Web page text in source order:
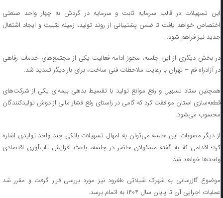
این تسهیلات در قالب سرمایه ثابت و سرمایه در گردش به چهار واحد صنعتی
اختصاص خواهد یافت تا ضمن پشتیبانی از روند تولید، زمینه تثبیت و ایجاد اشتغال
جدید نیز فراهم شود.
در بخش دیگری از این جلسه، مجوز ادامه فعالیت یکی از مجتمع‌های خدمات رفاهی
در آزادراه قم – تهران با رعایت ملاحظات فنی ساخت، برای بار دیگر تمدید شد.
همچنین ستاد تسهیل و رفع موانع تولید با تقسیط بدهی بیمه‌ای یکی از شرکت‌های
قطعه‌سازی استان موافقت کرد که گامی در راستای رفع فشار مالی از دوش تولیدکنندگان
محسوب می‌شود.
از دیگر مصوبات این جلسه می‌توان به امهال تسهیلات بانکی چند واحد تولیدی اشاره
کرد؛ اقدامی که به گفته مسئولان حاضر در جلسه، باعث افزایش تاب‌آوری اقتصادی
واحدها خواهد شد.
موضوع گازرسانی به شهرک شیلاتی طغرود نیز مورد بررسی قرار گرفت و مقرر شد
عملیات اجرایی آن تا پایان سال ۱۴۰۴ به اتمام برسد.